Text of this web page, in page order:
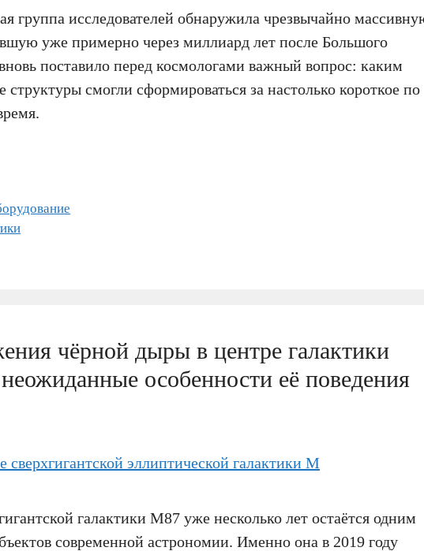
группа исследователей обнаружила чрезвычайно
уже примерно через миллиард лет после Большого
поставило перед космологами важный вопрос: каким
структуры смогли сформироваться за настолько короткое по
чёрной дыры в центре галактики
особенности её поведения
галактики M87 уже несколько лет остаётся одним
современной астрономии. Именно она в 2019 году